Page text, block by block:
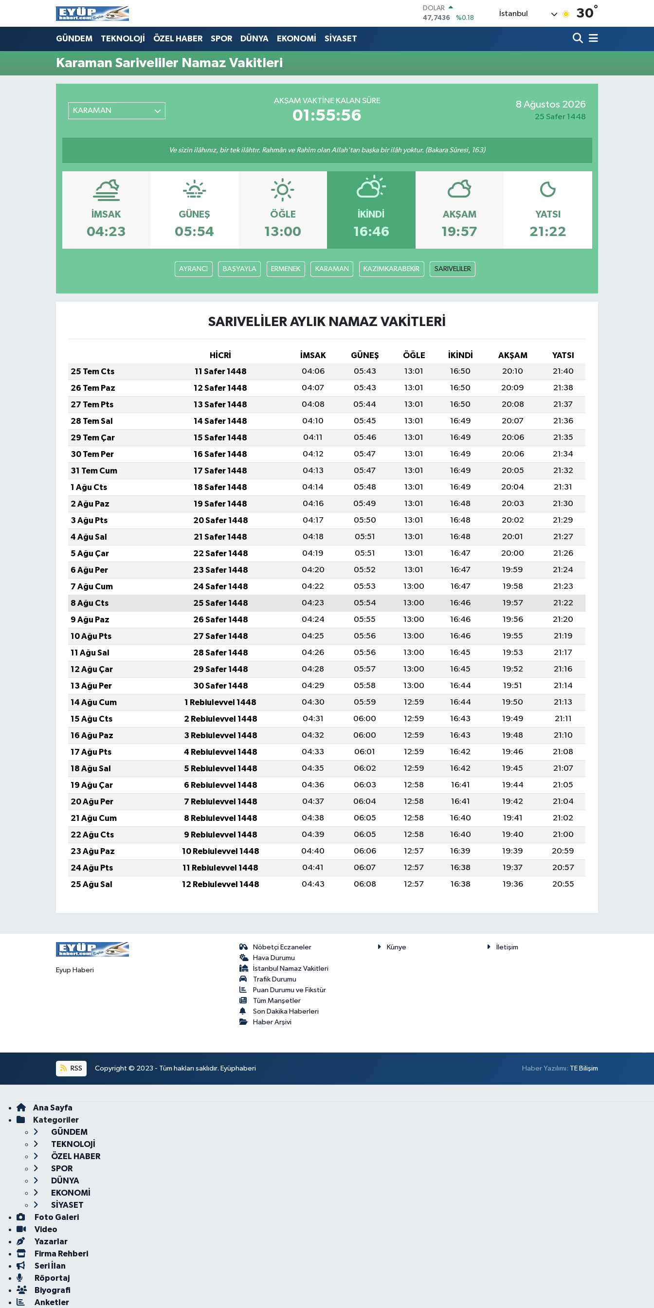
DOLAR
47,7436
%0.18
EURO
6660.55
%0.03
İstanbul 30°
GÜNDEM TEKNOLOJİ ÖZEL HABER SPOR DÜNYA EKONOMİ SİYASET
Karaman Sariveliler Namaz Vakitleri
KARAMAN
AKŞAM VAKTINE KALAN SÜRE
01:55:56
8 Ağustos 2026
25 Safer 1448
Ve sizin ilâhınız, bir tek ilâhtır. Rahmân ve Rahîm olan Allah'tan başka bir ilâh yoktur. (Bakara Sûresi, 163)
İMSAK
04:23
GÜNEŞ
05:54
ÖĞLE
13:00
İKINDI
16:46
AKŞAM
19:57
YATSI
21:22
AYRANCI BAŞYAYLA ERMENEK KARAMAN KAZIMKARABEKİR SARIVELİLER
SARIVELİLER AYLIK NAMAZ VAKITLERI
HİCRİ İMSAK GÜNEŞ ÖĞLE İKINDI AKŞAM
YATSI
25 Tem Cts
11 Safer 1448 04:06 05:43 13:01 16:50 20:10
21:40
26 Tem Paz
12 Safer 1448 04:07 05:43 13:01 16:50 20:09
21:38
27 Tem Pts
13 Safer 1448 04:08 05:44 13:01 16:50 20:08
21:37
28 Tem Sal
14 Safer 1448 04:10 05:45 13:01 16:49 20:07
21:36
29 Tem Çar
15 Safer 1448 04:11 05:46 13:01 16:49 20:06
21:35
30 Tem Per
16 Safer 1448 04:12 05:47 13:01 16:49 20:06
21:34
31 Tem Cum
17 Safer 1448 04:13 05:47 13:01 16:49 20:05
21:32
1 Ağu Cts
18 Safer 1448 04:14 05:48 13:01 16:49 20:04
21:31
2 Ağu Paz
19 Safer 1448 04:16 05:49 13:01 16:48 20:03
21:30
3 Ağu Pts
20 Safer 1448 04:17 05:50 13:01 16:48 20:02
21:29
4 Ağu Sal
21 Safer 1448 04:18 05:51 13:01 16:48 20:01
21:27
5 Ağu Çar
22 Safer 1448 04:19 05:51 13:01 16:47 20:00
21:26
6 Ağu Per
23 Safer 1448 04:20 05:52 13:01 16:47 19:59
21:24
7 Ağu Cum
24 Safer 1448 04:22 05:53 13:00 16:47 19:58
21:23
8 Ağu Cts
25 Safer 1448 04:23 05:54 13:00 16:46 19:57
21:22
9 Ağu Paz
26 Safer 1448 04:24 05:55 13:00 16:46 19:56
21:20
10 Ağu Pts
27 Safer 1448 04:25 05:56 13:00 16:46 19:55
21:19
11 Ağu Sal
28 Safer 1448 04:26 05:56 13:00 16:45 19:53
21:17
12 Ağu Çar
29 Safer 1448 04:28 05:57 13:00 16:45 19:52
21:16
13 Ağu Per
30 Safer 1448 04:29 05:58 13:00 16:44 19:51
21:14
14 Ağu Cum
1 Rebiulevvel 1448 04:30 05:59 12:59 16:44 19:50
21:13
15 Ağu Cts
2 Rebiulevvel 1448 04:31 06:00 12:59 16:43 19:49
21:11
16 Ağu Paz
3 Rebiulevvel 1448 04:32 06:00 12:59 16:43 19:48
21:10
17 Ağu Pts
4 Rebiulevvel 1448 04:33 06:01 12:59 16:42 19:46
21:08
18 Ağu Sal
5 Rebiulevvel 1448 04:35 06:02 12:59 16:42 19:45
21:07
19 Ağu Çar
6 Rebiulevvel 1448 04:36 06:03 12:58 16:41 19:44
21:05
20 Ağu Per
7 Rebiulevvel 1448 04:37 06:04 12:58 16:41 19:42
21:04
21 Ağu Cum
8 Rebiulevvel 1448 04:38 06:05 12:58 16:40 19:41
21:02
22 Ağu Cts
9 Rebiulevvel 1448 04:39 06:05 12:58 16:40 19:40
21:00
23 Ağu Paz
10 Rebiulevvel 1448 04:40 06:06 12:57 16:39 19:39
20:59
24 Ağu Pts
11 Rebiulevvel 1448 04:41 06:07 12:57 16:38 19:37
20:57
25 Ağu Sal
12 Rebiulevvel 1448 04:43 06:08 12:57 16:38 19:36 20:55
Eyup Haberi
Nöbetçi Eczaneler
Hava Durumu
İstanbul Namaz Vakitleri
Trafik Durumu
Puan Durumu ve Fikstür
Tüm Manşetler
Son Dakika Haberleri
Haber Arşivi
Künye İletişim
RSS Copyright © 2023 - Tüm hakları saklıdır. Eyüphaberi Haber Yazılımı: TE Bilişim
Ana Sayfa
Kategoriler
GÜNDEM
TEKNOLOJİ
ÖZEL HABER
SPOR
DÜNYA
EKONOMİ
SİYASET
Foto Galeri
Video
Yazarlar
Firma Rehberi
Seri İlan
Röportaj
Biyografi
Anketler